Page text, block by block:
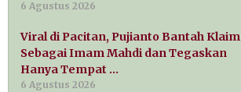
6 Agustus 2026
Viral di Pacitan, Pujianto Bantah Klaim
Sebagai Imam Mahdi dan Tegaskan
Hanya Tempat …
6 Agustus 2026